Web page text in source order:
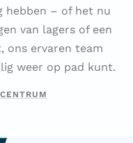
hebben – of het nu
van lagers of een
ons ervaren team
weer op pad kunt.